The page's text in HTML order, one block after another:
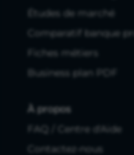
Études de marché
Comparatif banque pro
Fiches métiers
Business plan PDF
À propos
FAQ / Centre d'Aide
Contactez-nous